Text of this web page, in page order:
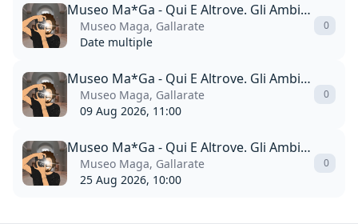
Museo Ma*Ga - Qui E Altrove. Gli Ambienti Di Paolo Scheggi 1964 – 1971
Museo Maga, Gallarate
Date multiple
0
Museo Ma*Ga - Qui E Altrove. Gli Ambienti Di Paolo Scheggi 1964 – 1971
Museo Maga, Gallarate
09 Aug 2026, 11:00
0
Museo Ma*Ga - Qui E Altrove. Gli Ambienti Di Paolo Scheggi 1964 – 1971
Museo Maga, Gallarate
25 Aug 2026, 10:00
0